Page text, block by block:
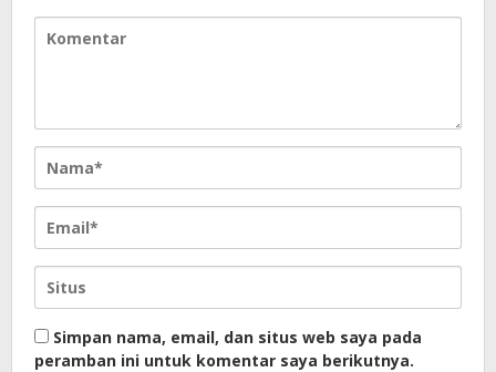
Simpan nama, email, dan situs web saya pada
peramban ini untuk komentar saya berikutnya.